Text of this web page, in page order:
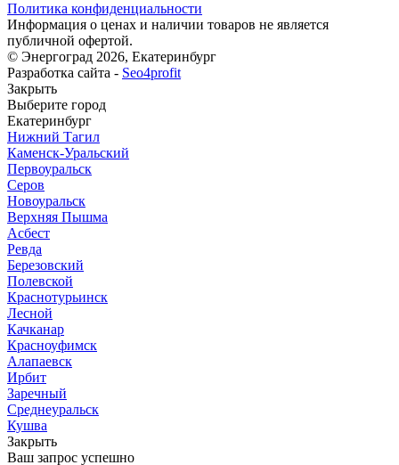
Политика конфиденциальности
Информация о ценах и наличии товаров не является
публичной офертой.
© Энергоград 2026, Екатеринбург
Разработка сайта - Seo4profit
Закрыть
Выберите город
Екатеринбург
Нижний Тагил
Каменск-Уральский
Первоуральск
Серов
Новоуральск
Верхняя Пышма
Асбест
Ревда
Березовский
Полевской
Краснотурьинск
Лесной
Качканар
Красноуфимск
Алапаевск
Ирбит
Заречный
Среднеуральск
Кушва
Закрыть
Ваш запрос успешно